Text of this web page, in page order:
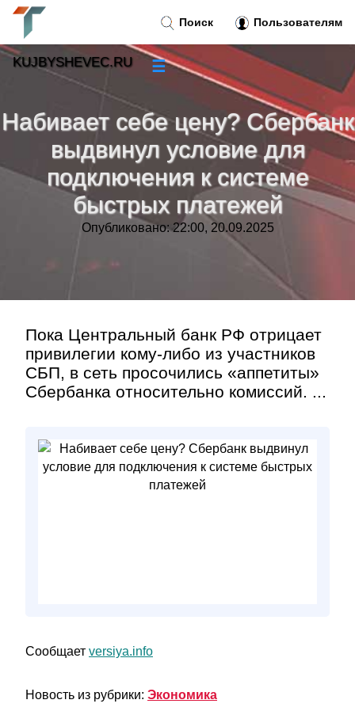
Набивает себе цену? Сбербанк
выдвинул условие для
подключения к системе
быстрых платежей
Опубликовано: 22:00, 20.09.2025
Пока Центральный банк РФ отрицает
привилегии кому-либо из участников
СБП, в сеть просочились «аппетиты»
Сбербанка относительно комиссий. ...
Сообщает versiya.info
Новость из рубрики: Экономика
Поиск Пользователям
KUJBYSHEVEC.RU ☰
Новости
Тренды новостей»
Рубрики»
»